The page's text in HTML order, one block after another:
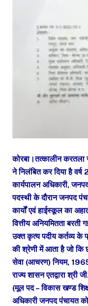
कोरबा।तत्कालीन
ने निलंबित कर दिया है वर्ष
कार्यपालन अधिकारी,
पदस्थी के दौरान जनपद
कार्यों एवं हाईस्कूल का
वित्तीय अनियमितता बरती
उक्त कृत्य पदीय कर्तव्य के
की श्रेणी में आता है जो कि
सेवा (आचरण) नियम,
राज्य शासन एतद्वारा श्री
(मूल पद – विकास खण्ड
अधिकारी जनपद पंचायत